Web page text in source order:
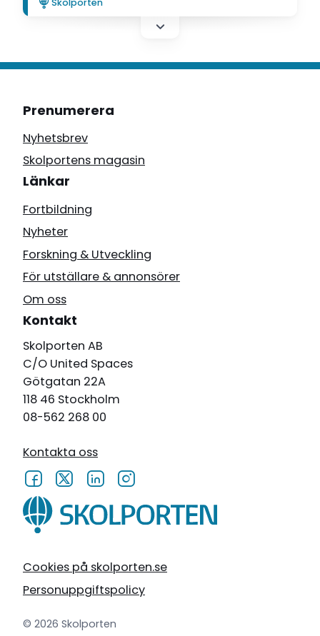
studera effekterna av olika teoretiskt
designade datorbaserade träningsprogram
Skolporten
Cookies på skolporten.se
Personuppgiftspolicy
© 2026 Skolporten
Prenumerera
Nyhetsbrev
Skolportens magasin
Länkar
Fortbildning
Nyheter
Forskning & Utveckling
För utställare & annonsörer
Om oss
Kontakt
Skolporten AB
C/O United Spaces
Götgatan 22A
118 46 Stockholm
08-562 268 00
Kontakta oss